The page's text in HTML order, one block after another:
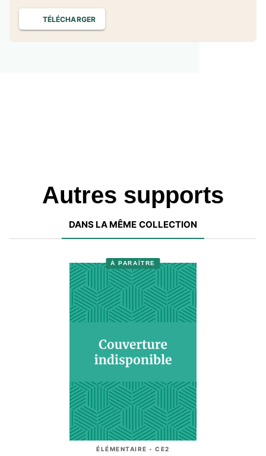
TÉLÉCHARGER
Autres supports
DANS LA MÊME COLLECTION
À PARAÎTRE
ÉLÉMENTAIRE - CE2